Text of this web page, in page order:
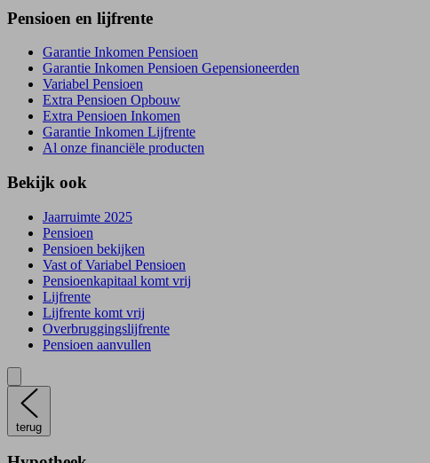
Pensioen en lijfrente
Garantie Inkomen Pensioen
Garantie Inkomen Pensioen Gepensioneerden
Variabel Pensioen
Extra Pensioen Opbouw
Extra Pensioen Inkomen
Garantie Inkomen Lijfrente
Al onze financiële producten
Bekijk ook
Jaarruimte 2025
Pensioen
Pensioen bekijken
Vast of Variabel Pensioen
Pensioenkapitaal komt vrij
Lijfrente
Lijfrente komt vrij
Overbruggingslijfrente
Pensioen aanvullen
terug